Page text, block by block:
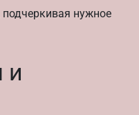
нужное
и